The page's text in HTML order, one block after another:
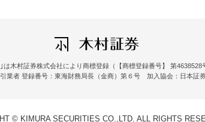
木村証券株式会社により商標登録（【商標登録番号】 第4638528
業者 登録番号：東海財務局長（金商）第６号 加入協会：日本証
© KIMURA SECURITIES CO.,LTD. ALL RIGHTS